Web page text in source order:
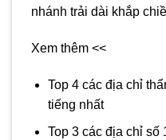
nhánh trải dài khắp
Xem thêm <<
Top 4 các địa chỉ
tiếng nhất
Top 3 các địa chỉ số